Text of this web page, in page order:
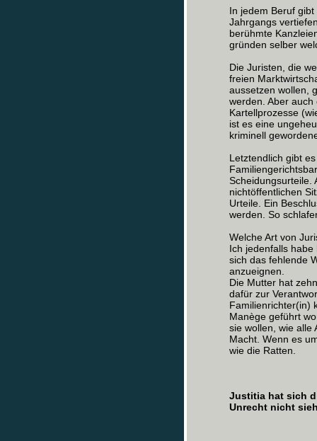
In jedem Beruf
Jahrgangs
berühmte
gründen selber
Die Juristen, die
freien
aussetzen wollen,
werden. Aber
Kartellprozesse
ist es eine
kriminell
Letztendlich gibt
Scheidungsurteile.
nichtöffentlichen
Urteile. Ein
werden. So
Welche Art von
Ich jedenfalls
sich das fehlende
anzueignen.
Die Mutter hat
dafür zur
Familienrichter(in)
Manège geführt
sie wollen, wie alle
Macht. Wenn es
wie die Ratten.
Justitia hat sich
Unrecht nicht